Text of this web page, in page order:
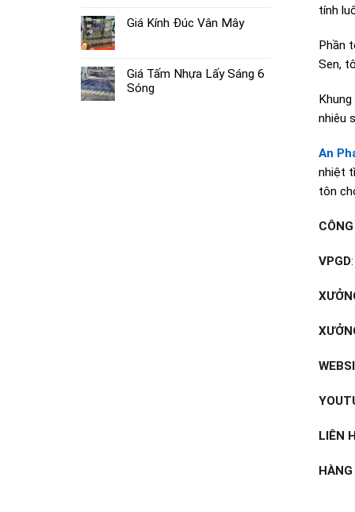
Giá Kính Đúc Vân Mây
Giá Tấm Nhựa Lấy Sáng 6
Sóng
tính
Phần
Sen,
nhiêu
An
nhiệt
tôn
VPGD
LIÊN